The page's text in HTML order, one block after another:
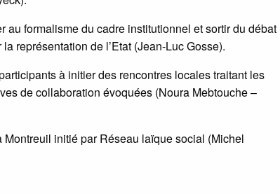
au formalisme du cadre institutionnel et sortir du débat
représentation de l’Etat (Jean-Luc Gosse).
à initier des rencontres locales traitant les
de collaboration évoquées (Noura Mebtouche –
Montreuil initié par Réseau laïque social (Michel